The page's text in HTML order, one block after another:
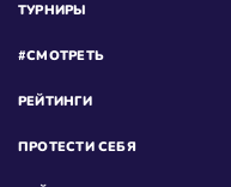
ТУРНИРЫ
#СМОТРЕТЬ
РЕЙТИНГИ
ПРОТЕСТИ СЕБЯ